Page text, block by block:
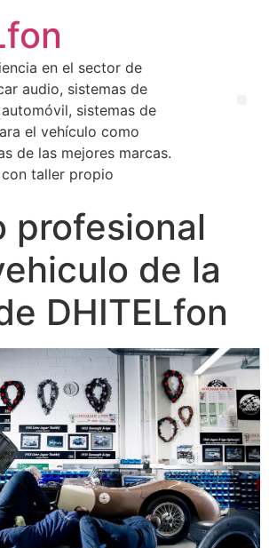
en el sector de
audio, sistemas de
sistemas de
el vehículo como
de las mejores marcas.
taller propio
profesional
de la
DHITELfon